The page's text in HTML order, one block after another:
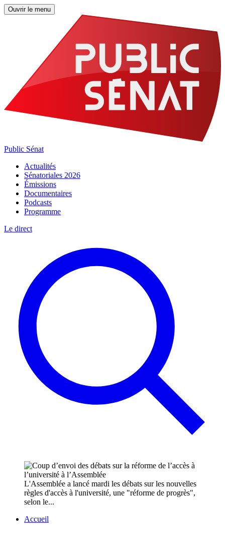
Ouvrir le menu
Public Sénat
Actualités
Sénatoriales 2026
Émissions
Documentaires
Podcasts
Programme
Le direct
L'Assemblée a lancé mardi les débats sur les nouvelles
règles d'accès à l'université, une "réforme de progrès",
selon le...
Accueil